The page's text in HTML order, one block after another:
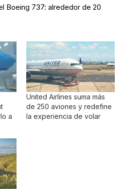
Boeing 737: alrededor de 20
a
United Airlines suma más
de 250 aviones y redefine
la experiencia de volar